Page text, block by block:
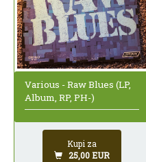
Various - Raw Blues (LP,
Album, RP, PH-)
Kupi za
25,00 EUR